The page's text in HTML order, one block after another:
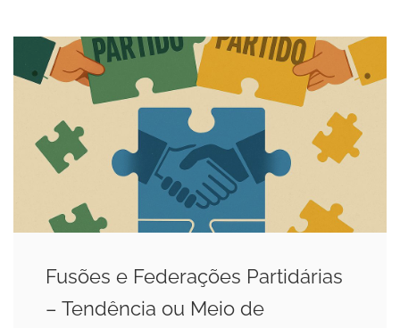
Fusões e Federações Partidárias
– Tendência ou Meio de